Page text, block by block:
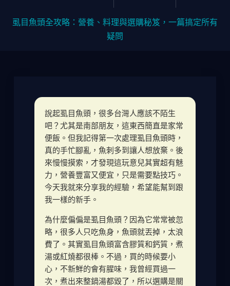
虱目魚頭全攻略：營養、料理與選購秘笈，一篇搞定所有
疑問
說起虱目魚頭，很多台灣人應該不陌生
吧？尤其是南部朋友，這東西簡直是家常
便飯。但我記得第一次處理虱目魚頭時，
真的手忙腳亂，魚刺多到讓人想放棄。後
來慢慢摸索，才發現這玩意兒其實超有魅
力，營養豐富又便宜，只是需要點技巧。
今天我就來分享我的經驗，希望能幫到跟
我一樣的新手。
為什麼偏偏是虱目魚頭？因為它常常被忽
略，很多人只吃魚身，魚頭就丟掉，太浪
費了。其實虱目魚頭富含膠質和鈣質，煮
湯或紅燒都很棒。不過，買的時候要小
心，不新鮮的會有腥味，我曾經買過一
次，煮出來整鍋湯都毀了，所以選購是關